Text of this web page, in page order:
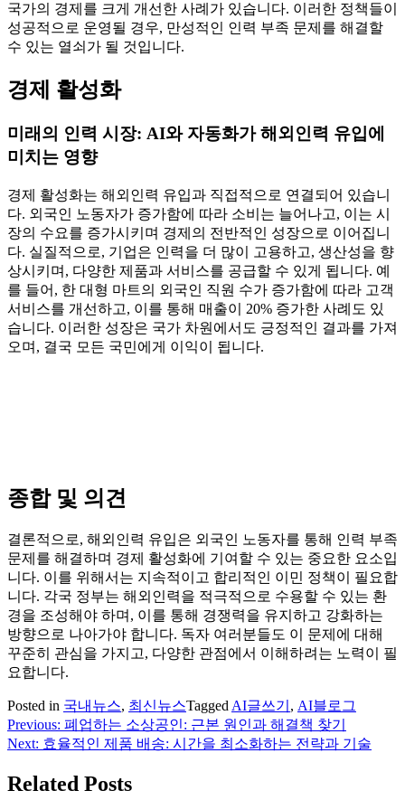
국가의 경제를 크게 개선한 사례가 있습니다. 이러한 정책들이
성공적으로 운영될 경우, 만성적인 인력 부족 문제를 해결할
수 있는 열쇠가 될 것입니다.
경제 활성화
미래의 인력 시장: AI와 자동화가 해외인력 유입에
미치는 영향
경제 활성화는 해외인력 유입과 직접적으로 연결되어 있습니
다. 외국인 노동자가 증가함에 따라 소비는 늘어나고, 이는 시
장의 수요를 증가시키며 경제의 전반적인 성장으로 이어집니
다. 실질적으로, 기업은 인력을 더 많이 고용하고, 생산성을 향
상시키며, 다양한 제품과 서비스를 공급할 수 있게 됩니다. 예
를 들어, 한 대형 마트의 외국인 직원 수가 증가함에 따라 고객
서비스를 개선하고, 이를 통해 매출이 20% 증가한 사례도 있
습니다. 이러한 성장은 국가 차원에서도 긍정적인 결과를 가져
오며, 결국 모든 국민에게 이익이 됩니다.
종합 및 의견
결론적으로, 해외인력 유입은 외국인 노동자를 통해 인력 부족
문제를 해결하며 경제 활성화에 기여할 수 있는 중요한 요소입
니다. 이를 위해서는 지속적이고 합리적인 이민 정책이 필요합
니다. 각국 정부는 해외인력을 적극적으로 수용할 수 있는 환
경을 조성해야 하며, 이를 통해 경쟁력을 유지하고 강화하는
방향으로 나아가야 합니다. 독자 여러분들도 이 문제에 대해
꾸준히 관심을 가지고, 다양한 관점에서 이해하려는 노력이 필
요합니다.
Posted in 국내뉴스, 최신뉴스Tagged AI글쓰기 , AI블로그
글
탐
색
Previous: 폐업하는 소상공인: 근본 원인과 해결책 찾기
Next: 효율적인 제품 배송: 시간을 최소화하는 전략과 기술
Related Posts